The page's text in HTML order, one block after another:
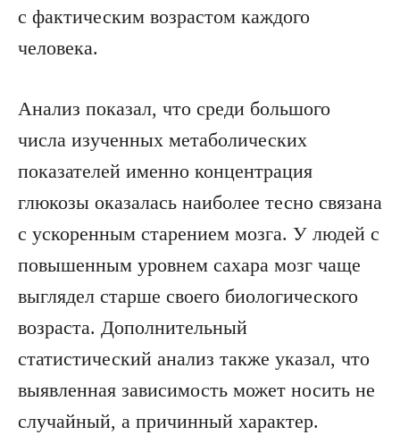
с фактическим возрастом каждого
человека.
Анализ показал, что среди большого
числа изученных метаболических
показателей именно концентрация
глюкозы оказалась наиболее тесно связана
с ускоренным старением мозга. У людей с
повышенным уровнем сахара мозг чаще
выглядел старше своего биологического
возраста. Дополнительный
статистический анализ также указал, что
выявленная зависимость может носить не
случайный, а причинный характер.